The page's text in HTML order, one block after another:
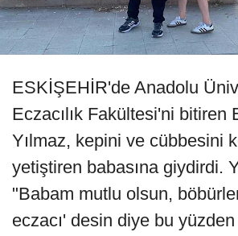
ESKİŞEHİR'de Anadolu
Eczacılık Fakültesi'ni bitiren
Yılmaz, kepini ve cübbesini
yetiştiren babasına giydirdi.
"Babam mutlu olsun,
eczacı' desin diye bu yüzden